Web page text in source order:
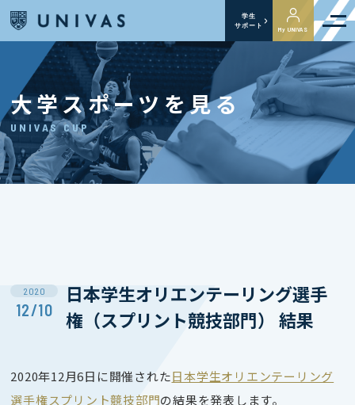
学生
サポート
My UNIVAS
大学スポーツを見る
UNIVAS CUP
2020
12/10
日本学生オリエンテーリング選手
権（スプリント競技部門） 結果
2020年12月6日に開催された日本学生オリエンテーリング
選手権スプリント競技部門の結果を発表します。